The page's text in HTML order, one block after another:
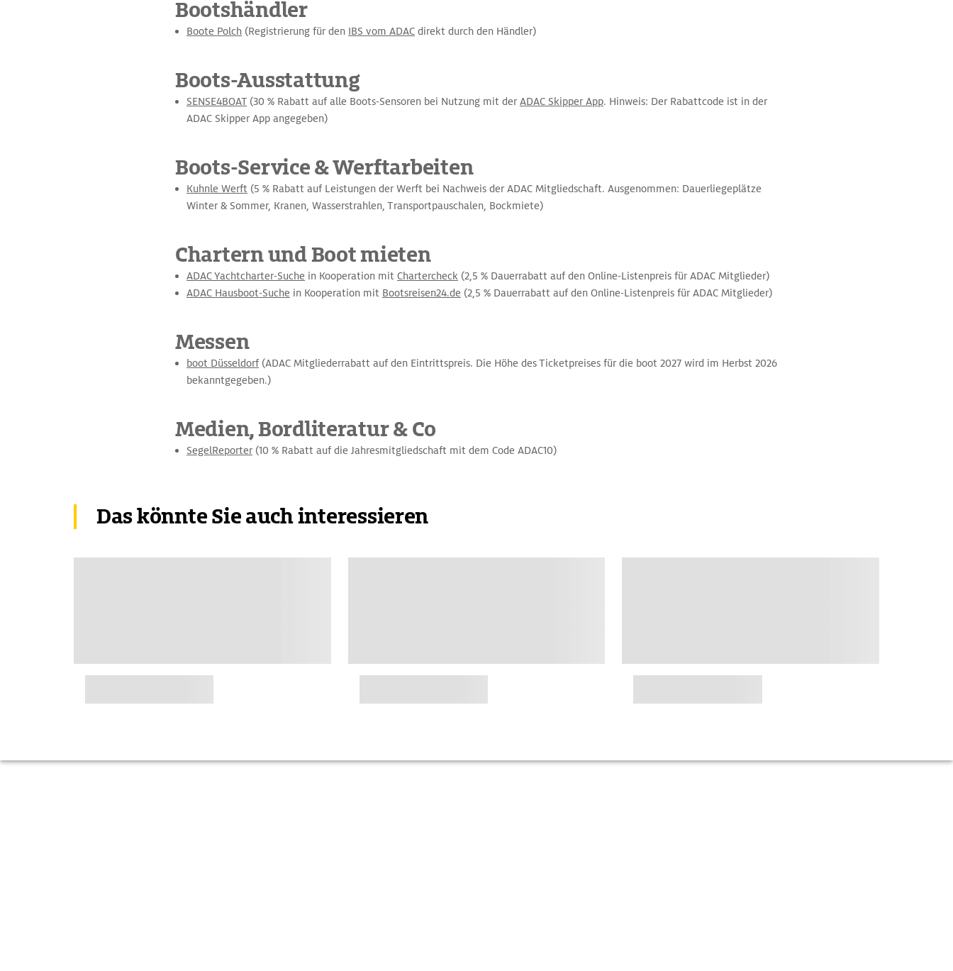
Bootshändler
Boote Polch (Registrierung für den IBS vom ADAC direkt durch den Händler)
Boots-Ausstattung
SENSE4BOAT (30 % Rabatt auf alle Boots-Sensoren bei Nutzung mit derADAC Skipper App. Hinweis: Der Rabattcode ist in der
ADAC Skipper App angegeben)
Boots-Service & Werftarbeiten
Kuhnle Werft (5 % Rabatt auf Leistungen der Werft bei Nachweis der ADAC Mitgliedschaft. Ausgenommen: Dauerliegeplätze
Winter & Sommer, Kranen, Wasserstrahlen, Transportpauschalen, Bockmiete)
Chartern und Boot mieten
ADAC Yachtcharter-Suche in Kooperation mit Chartercheck (2,5 % Dauerrabatt auf den Online-Listenpreis für ADAC Mitglieder)
ADAC Hausboot-Suche in Kooperation mit Bootsreisen24.de (2,5 % Dauerrabatt auf den Online-Listenpreis für ADAC Mitglieder)
Messen
boot Düsseldorf (ADAC Mitgliederrabatt auf den Eintrittspreis. Die Höhe des Ticketpreises für die boot 2027 wird im Herbst 2026
bekanntgegeben.)
Medien, Bordliteratur & Co
SegelReporter(10 % Rabatt auf die Jahresmitgliedschaft mit dem Code ADAC10)
Das könnte Sie auch interessieren